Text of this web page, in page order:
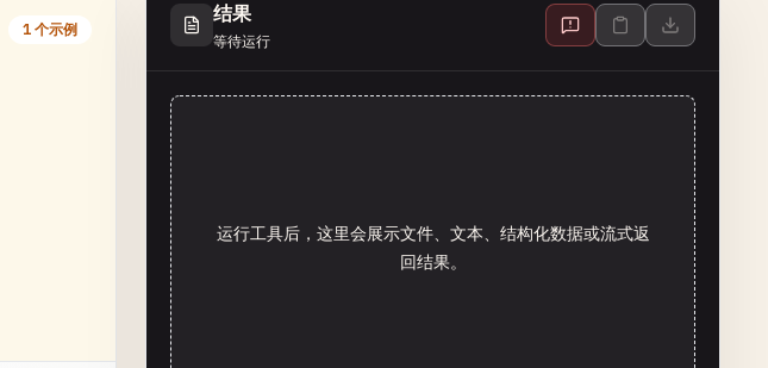
1 个示例
结果
等待运行
运行工具后，这里会展示文件、文本、结构化数据或流式返
回结果。